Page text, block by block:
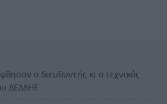
ο διευθυντής κι ο τεχνικός
ΔΕΔΔΗΕ